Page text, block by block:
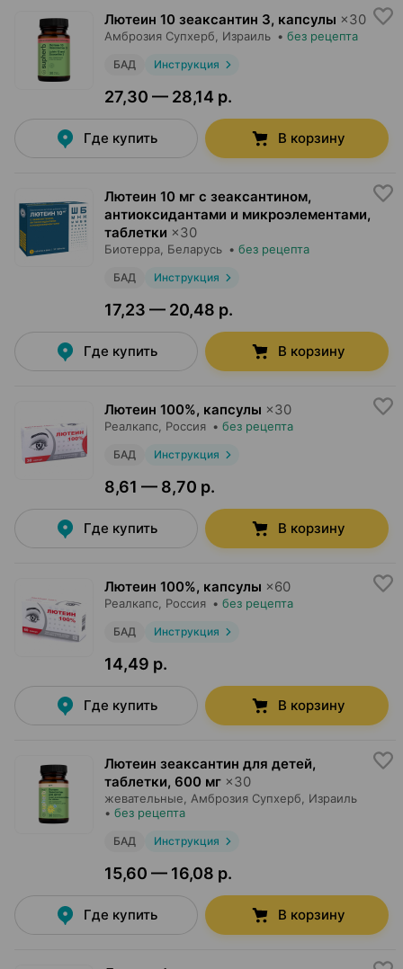
Лютеин 10 зеаксантин 3, капсулы ×30
Амброзия Супхерб , Израиль • без рецепта
БАД Инструкция
27,30 — 28,14 р.
Где купить В корзину
Лютеин 10 мг с зеаксантином,
антиоксидантами и микроэлементами,
таблетки ×30
Биотерра , Беларусь • без рецепта
БАД Инструкция
17,23 — 20,48 р.
Где купить В корзину
Лютеин 100%, капсулы ×30
Реалкапс , Россия • без рецепта
БАД Инструкция
8,61 — 8,70 р.
Где купить В корзину
Лютеин 100%, капсулы ×60
Реалкапс , Россия • без рецепта
БАД Инструкция
14,49 р.
Где купить В корзину
Лютеин зеаксантин для детей,
таблетки, 600 мг ×30
жевательные, Амброзия Супхерб , Израиль
• без рецепта
БАД Инструкция
15,60 — 16,08 р.
Где купить В корзину